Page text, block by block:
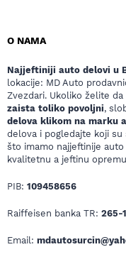
O NAMA
Najjeftiniji auto delovi u
lokacije: MD Auto
Zvezdari. Ukoliko želite
zaista toliko povoljni,
delova klikom na marku
delova i pogledajte koji
što imamo najjeftinije
kvalitetnu a jeftinu
PIB: 109458656
Raiffeisen banka TR: 265-
Email: